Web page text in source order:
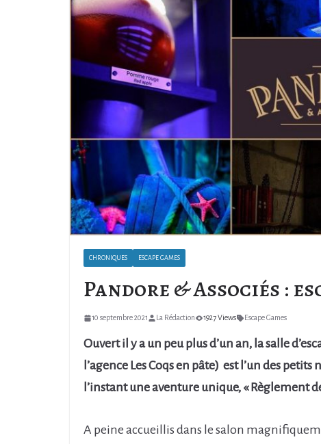
CHRONIQUES ESCAPE GAMES
Pandore & Associés :
10 septembre 2021 La Rédaction 1927 Views Escape Games
Ouvert il y a un peu plus d’un an, la salle
l’agence Les Coqs en pâte) est l’un des
l’instant une aventure unique, « Règlement
A peine accueillis dans le salon